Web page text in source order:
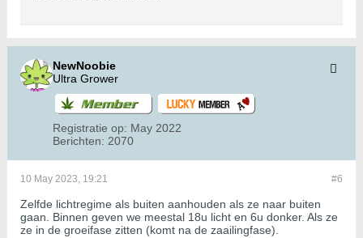
NewNoobie
Ultra Grower
Registratie op: May 2022
Berichten: 2070
#6
10 May 2023, 19:21
Zelfde lichtregime als buiten aanhouden als ze naar buiten
gaan. Binnen geven we meestal 18u licht en 6u donker. Als ze
ze in de groeifase zitten (komt na de zaailingfase).